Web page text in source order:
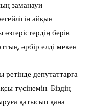
заманауи
айқын
берік
әрбір елді мекен
депутаттарға
түсінемін. Біздің
қатысып қана